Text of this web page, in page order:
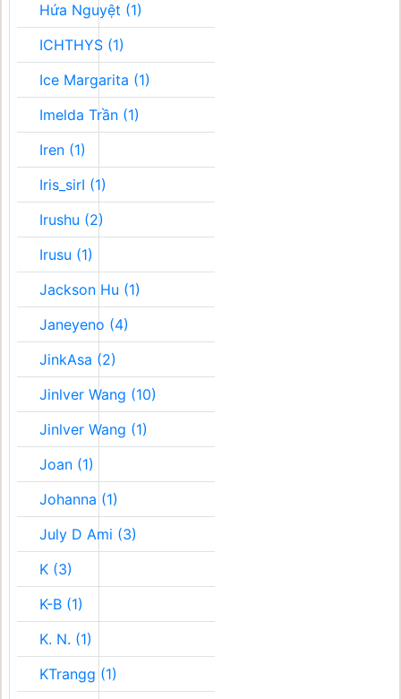
Hứa Nguyệt (1)
ICHTHYS (1)
Ice Margarita (1)
Imelda Trần (1)
Iren (1)
Iris_sirI (1)
Irushu (2)
Irusu (1)
Jackson Hu (1)
Janeyeno (4)
JinkAsa (2)
Jinlver Wang (10)
Jinlver Wang (1)
Joan (1)
Johanna (1)
July D Ami (3)
K (3)
K-B (1)
K. N. (1)
KTrangg (1)